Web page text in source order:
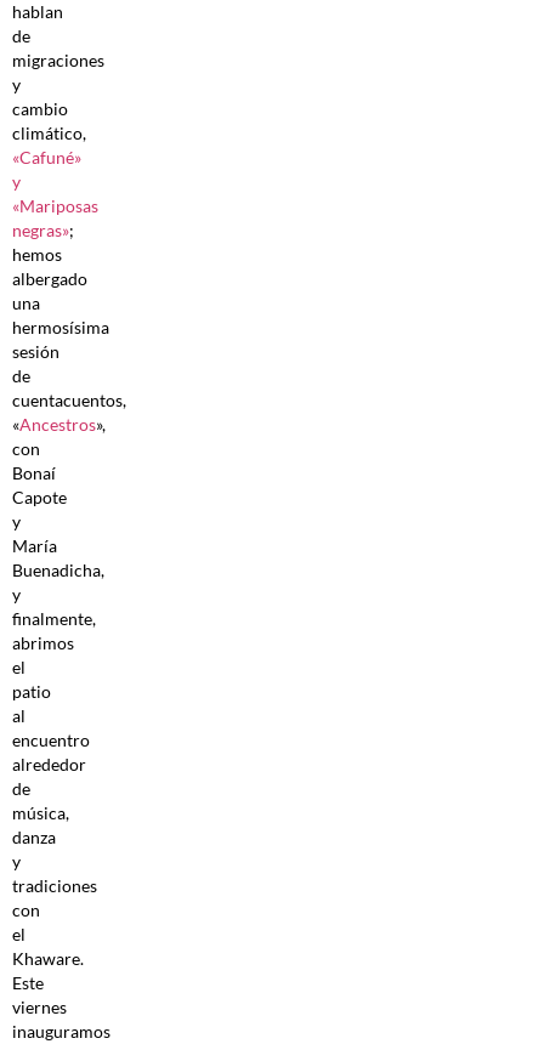
hablan
de
migraciones
y
cambio
climático,
«Cafuné»
y
«Mariposas
negras»;
hemos
albergado
una
hermosísima
sesión
de
cuentacuentos,
«Ancestros»,
con
Bonaí
Capote
y
María
Buenadicha,
y
finalmente,
abrimos
el
patio
al
encuentro
alrededor
de
música,
danza
y
tradiciones
con
el
Khaware.
Este
viernes
inauguramos